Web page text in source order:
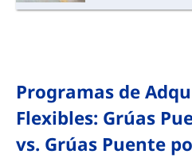
Programas de
Flexibles: Grúas
vs. Grúas Puente